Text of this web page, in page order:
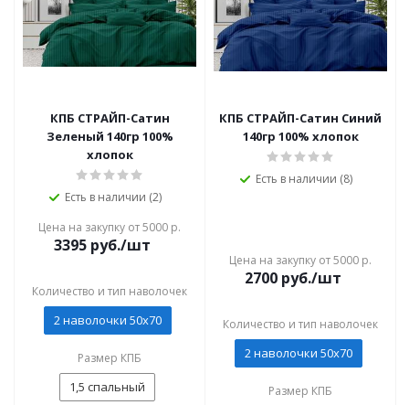
КПБ СТРАЙП-Сатин
Зеленый 140гр 100%
хлопок
Есть в наличии (2)
Цена на закупку от 5000 р.
3395 руб./шт
Количество и тип наволочек
2 наволочки 50x70
Размер КПБ
1,5 спальный
КПБ СТРАЙП-Сатин Синий
140гр 100% хлопок
Есть в наличии (8)
Цена на закупку от 5000 р.
2700 руб./шт
Количество и тип наволочек
2 наволочки 50x70
Размер КПБ